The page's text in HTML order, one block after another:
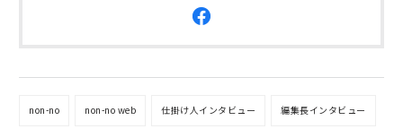
non-no non-no web 仕掛け人インタビュー 編集長インタビュー